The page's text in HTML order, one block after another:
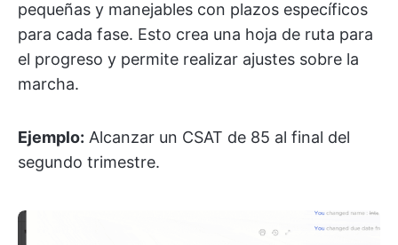
pequeñas y manejables con plazos específicos
para cada fase. Esto crea una hoja de ruta para
el progreso y permite realizar ajustes sobre la
marcha.
Ejemplo: Alcanzar un CSAT de 85 al final del
segundo trimestre.